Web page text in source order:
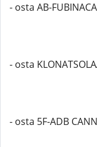
- osta AB-FUBINACA
- osta
- osta 5F-ADB